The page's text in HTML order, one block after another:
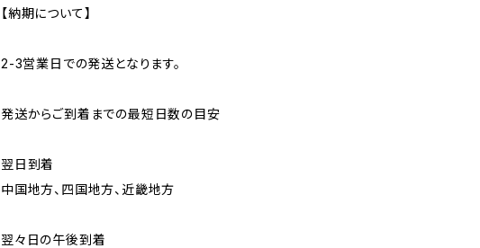
【納期について】
2-3営業日での発送となります。
発送からご到着までの最短日数の目安
翌日到着
中国地方、四国地方、近畿地方
翌々日の午後到着